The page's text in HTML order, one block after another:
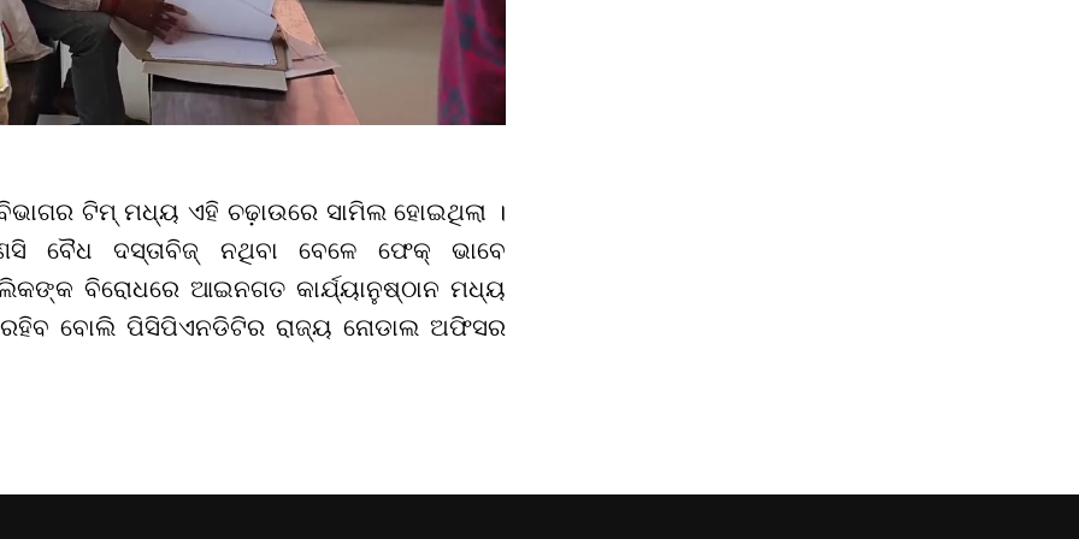
ଟିମ୍ ମଧ୍ୟ ଏହି ଚଢ଼ାଉରେ ସାମିଲ ହୋଇଥିଲା ।
ବୈଧ ଦସ୍ତାବିଜ୍ ନଥିବା ବେଳେ ଫେକ୍ ଭାବେ
ବିରୋଧରେ ଆଇନଗତ କାର୍ଯ୍ୟାନୁଷ୍ଠାନ ମଧ୍ୟ
ବୋଲି ପିସିପିଏନଡିଟିର ରାଜ୍ୟ ନୋଡାଲ ଅଫିସର